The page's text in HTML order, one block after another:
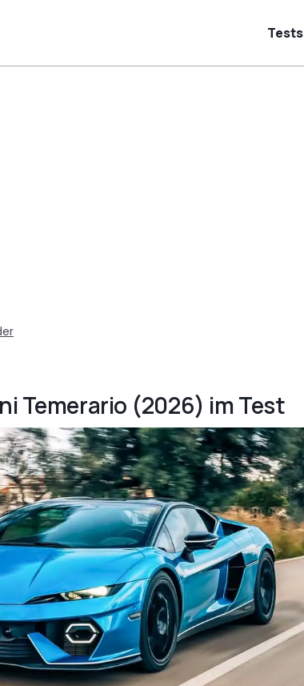
Tests
Temerario (2026) im Test